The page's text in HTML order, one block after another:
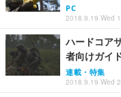
PC
2018.9.19 Wed
ハードコア
者向けガイ
連載・特集
2018.9.19 Wed